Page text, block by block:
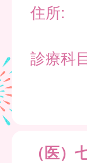
住所:
診療科
（医）